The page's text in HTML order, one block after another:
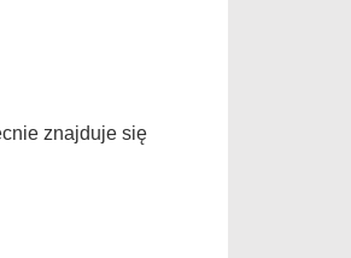
znajduje się